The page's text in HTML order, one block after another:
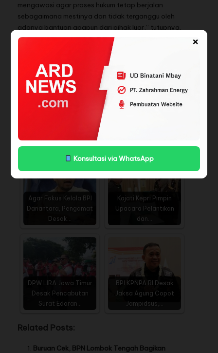
×
Konsultasi via WhatsApp
mengawasi agar proses hukum tetap berjalan
sebagaimana mestinya dan tidak terganggu oleh
adanya bantuan apapun dari pihak luar,” tutupnya.
(Red)
Agar Fokus Kelola BPI
Danantara, Pengamat
Desak…
Kajati Kepri Pimpin
Upacara Pelantikan
dan…
DPW LIRA Jawa Timur
Desak Pencabutan
Surat Edaran…
BPI KPNPA RI Desak
Jaksa Agung Copot
Jampidsus,…
Related Posts:
Buruan Cek, BPN Lombok Tengah Bagikan